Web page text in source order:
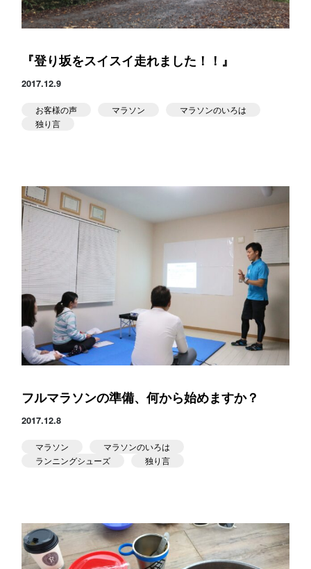
『登り坂をスイスイ走れました！！』
2017.12.9
お客様の声 マラソン
マラソンのいろは
独り言
フルマラソンの準備、何から始めますか？
2017.12.8
マラソン
マラソンのいろは
ランニングシューズ
独り言